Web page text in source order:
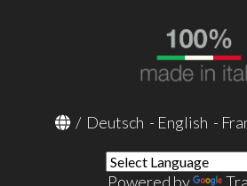
/ Deutsch - English -
Powered by